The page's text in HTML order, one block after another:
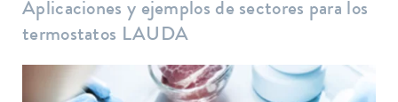
Aplicaciones y ejemplos de sectores para los
termostatos LAUDA